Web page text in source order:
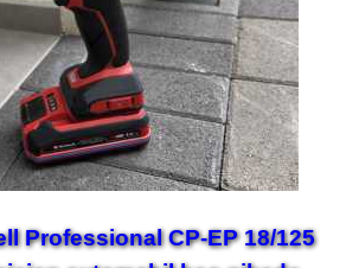
Professional CP-EP 18/125